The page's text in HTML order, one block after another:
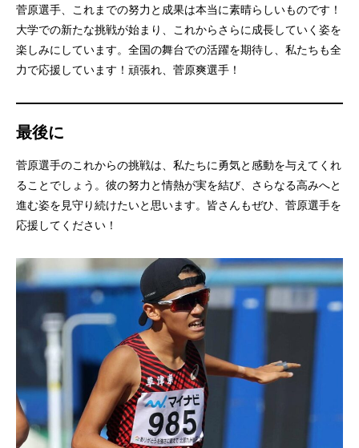
菅原選手、これまでの努力と成果は本当に素晴らしいものです！
大学での新たな挑戦が始まり、これからさらに成長していく姿を
楽しみにしています。全国の舞台での活躍を期待し、私たちも全
力で応援しています！頑張れ、菅原爽選手！
最後に
菅原選手のこれからの挑戦は、私たちに勇気と感動を与えてくれ
ることでしょう。彼の努力と情熱が実を結び、さらなる高みへと
進む姿を見守り続けたいと思います。皆さんもぜひ、菅原選手を
応援してください！